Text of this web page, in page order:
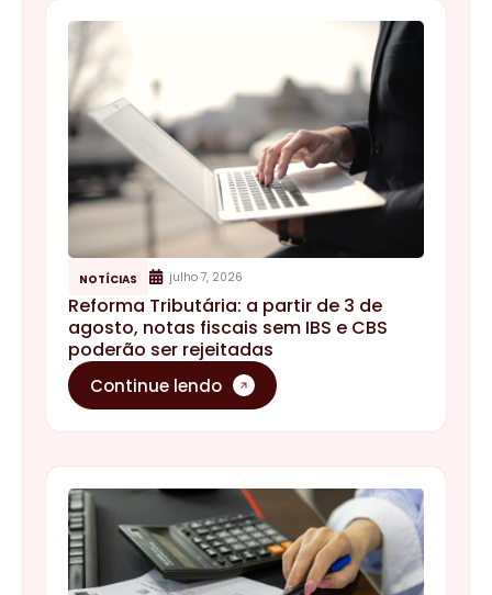
NOTÍCIAS julho 7, 2026
Reforma Tributária: a partir de 3 de
agosto, notas fiscais sem IBS e CBS
poderão ser rejeitadas
Continue lendo